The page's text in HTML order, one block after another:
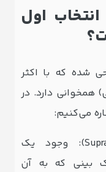
اول
شده که با اکثر
دارد. در
می‌کنیم:
قوس ملایم (Supratip Break): وجود یک
که به آن